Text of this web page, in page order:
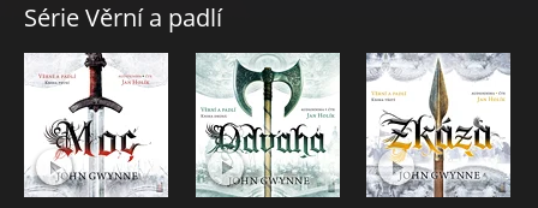
lidí a obrů, při kterých zem zčernala jejich prolitou krví. I
když byly kmeny obrů před dávnými věky poraženy, jejich
dobyté pevnosti se dosud tyčí po celé zemi. Nyní se však
obři znovu probouzejí, kameny roní krev, a dokonce se
objevili i obrovští červci. Ti, kdo ještě dovedou číst znamení,
vidí přicházet hrozbu mnohem větší, než byly dávné války.
Svět zahalí žal, andělé a démoni se chystají na bitevní pole.
Pak propukne válka, která ukončí všechny války.
Série Věrní a padlí